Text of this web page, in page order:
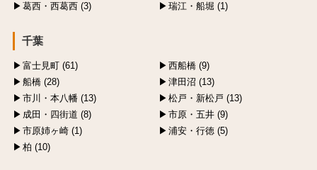
葛西・西葛西 (3)
瑞江・船堀 (1)
千葉
富士見町 (61)
西船橋 (9)
船橋 (28)
津田沼 (13)
市川・本八幡 (13)
松戸・新松戸 (13)
成田・四街道 (8)
市原・五井 (9)
市原姉ヶ崎 (1)
浦安・行徳 (5)
柏 (10)